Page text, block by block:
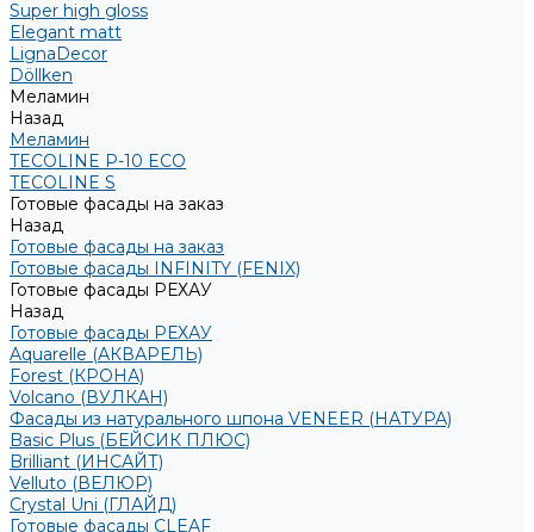
Super high gloss
Elegant matt
LignaDecor
Döllken
Меламин
Назад
Меламин
TECOLINE P-10 ECO
TECOLINE S
Готовые фасады на заказ
Назад
Готовые фасады на заказ
Готовые фасады INFINITY (FENIX)
Готовые фасады РЕХАУ
Назад
Готовые фасады РЕХАУ
Aquarelle (АКВАРЕЛЬ)
Forest (КРОНА)
Volcano (ВУЛКАН)
Фасады из натурального шпона VENEER (НАТУРА)
Basic Plus (БЕЙСИК ПЛЮС)
Brilliant (ИНСАЙТ)
Velluto (ВЕЛЮР)
Crystal Uni (ГЛАЙД)
Готовые фасады CLEAF